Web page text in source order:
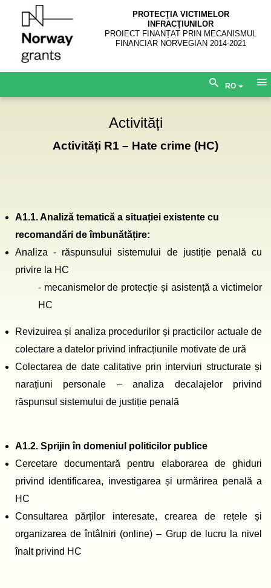
PROTECŢIA VICTIMELOR
INFRACŢIUNILOR
PROIECT FINANȚAT PRIN MECANISMUL
FINANCIAR NORVEGIAN 2014-2021
RO
Activități
Activități R1 – Hate crime (HC)
A1.1. Analiză tematică a situației existente cu
recomandări de îmbunătățire:
Analiza - răspunsului sistemului de justiție penală cu
privire la HC
- mecanismelor de protecție și asistență a victimelor
HC
Revizuirea și analiza procedurilor și practicilor actuale de
colectare a datelor privind infracțiunile motivate de ură
Colectarea de date calitative prin interviuri structurate și
narațiuni personale – analiza decalajelor privind
răspunsul sistemului de justiție penală
A1.2. Sprijin în domeniul politicilor publice
Cercetare documentară pentru elaborarea de ghiduri
privind identificarea, investigarea și urmărirea penală a
HC
Consultarea părților interesate, crearea de rețele și
organizarea de întâlniri (online) – Grup de lucru la nivel
înalt privind HC